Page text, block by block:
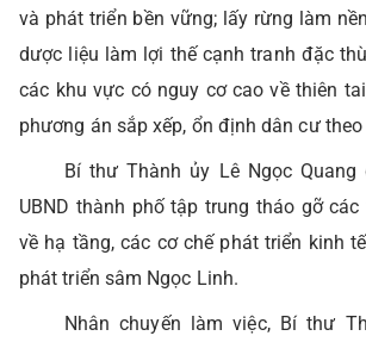
và phát triển bền vững; lấy rừng làm
dược liệu làm lợi thế cạnh tranh đặc
các khu vực có nguy cơ cao về thiên
phương án sắp xếp, ổn định dân cư
Bí thư Thành ủy Lê Ngọc
UBND thành phố tập trung tháo gỡ các
về hạ tầng, các cơ chế phát triển kinh
phát triển sâm Ngọc Linh.
Nhân chuyến làm việc, Bí thư